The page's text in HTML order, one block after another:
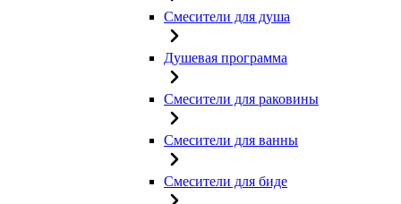
Смесители для душа
Душевая программа
Смесители для раковины
Смесители для ванны
Смесители для биде